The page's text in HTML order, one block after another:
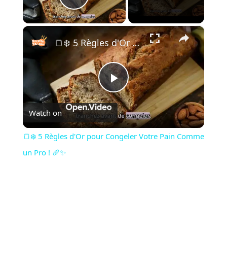
Play Video
×
Play
Video
🍞❄️ 5 Règles d'Or pour Congeler Votre Pain Comme un Pro ! 🥖✨
Watch on
🍞❄️ 5 Règles d'Or pour Congeler Votre Pain Comme
un Pro ! 🥖✨